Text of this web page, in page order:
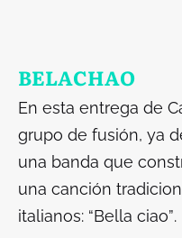
BELACHAO
En esta entrega de
grupo de fusión, ya
una banda que
una canción
italianos: “Bella ciao”.